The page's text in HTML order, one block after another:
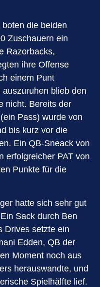
die beiden
Zuschauern ein
Razorbacks,
ihre Offense
einem Punt
blieb den
nicht. Bereits der
Pass) wurde von
bis kurz vor die
Ein QB-Sneack von
erfolgreicher PAT von
Punkte für die
hatte sich sehr gut
Sack durch Ben
Drives setzte ein
Edden, QB der
Moment noch aus
herauswandte, und
Spielhälfte lief.